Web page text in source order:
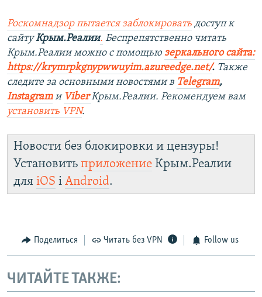
Роскомнадзор пытается заблокировать доступ к
сайтуКрым.Реалии. Беспрепятственно читать
Крым.Реалии можно с помощью зеркального сайта:
https://krymrpkgnypwwuyim.azureedge.net/. Также
следите за основными новостями в Telegram,
Instagramи ViberКрым.Реалии. Рекомендуем вам
установить VPN.
Новости без блокировки и цензуры!
Установить приложение Крым.Реалии
для iOS і Android.
Поделиться Читать без VPN Follow us
ЧИТАЙТЕ ТАКЖЕ: